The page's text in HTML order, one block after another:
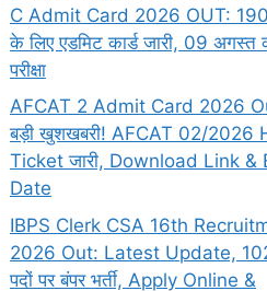
C Admit Card 2026 OUT: 190
के लिए एडमिट कार्ड जारी, 09 अगस्त
परीक्षा
AFCAT 2 Admit Card 2026
बड़ी खुशखबरी! AFCAT 02/2026
Ticket जारी, Download Link &
Date
IBPS Clerk CSA 16th
2026 Out: Latest Update,
पदों पर बंपर भर्ती, Apply Online &